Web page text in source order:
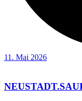
11. Mai 2026